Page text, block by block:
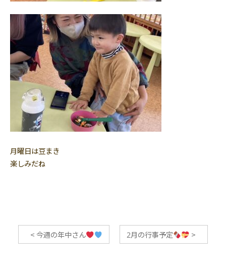
月曜日は豆まき
楽しみだね
< 今週の年中さん 2月の行事予定 >